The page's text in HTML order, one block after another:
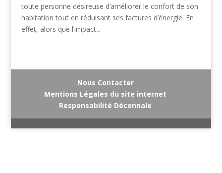
toute personne désireuse d’améliorer le confort de son
habitation tout en réduisant ses factures d’énergie. En
effet, alors que l’impact...
Nous Contacter
Mentions Légales du site internet
Responsabilité Décennale